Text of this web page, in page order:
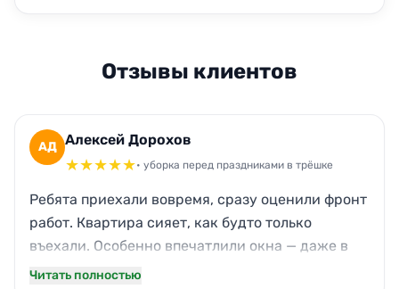
Отзывы клиентов
АД Алексей Дорохов
★★★★★• уборка перед праздниками в трёшке
Ребята приехали вовремя, сразу оценили фронт
работ. Квартира сияет, как будто только
въехали. Особенно впечатлили окна — даже в
пасмурный питерский день прозрачные до
Читать полностью